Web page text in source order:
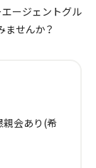
ージェントグル
ませんか？
会あり(希